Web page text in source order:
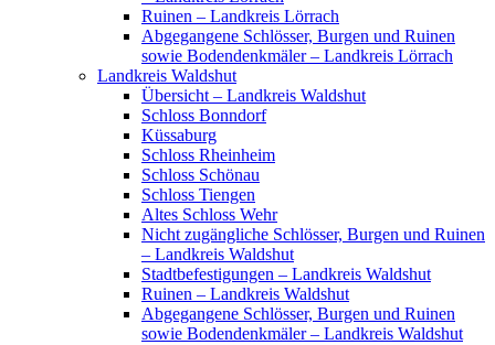
Ruinen – Landkreis Lörrach
Abgegangene Schlösser, Burgen und Ruinen
sowie Bodendenkmäler – Landkreis Lörrach
Landkreis Waldshut
Übersicht – Landkreis Waldshut
Schloss Bonndorf
Küssaburg
Schloss Rheinheim
Schloss Schönau
Schloss Tiengen
Altes Schloss Wehr
Nicht zugängliche Schlösser, Burgen und Ruinen
– Landkreis Waldshut
Stadtbefestigungen – Landkreis Waldshut
Ruinen – Landkreis Waldshut
Abgegangene Schlösser, Burgen und Ruinen
sowie Bodendenkmäler – Landkreis Waldshut